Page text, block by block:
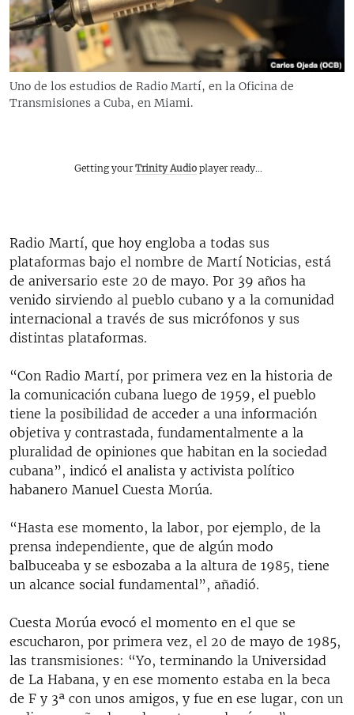
RADIO MARTÍ
ESPECIALES
ESPECIALES
LA REALIDAD DE LA VIVIENDA EN CUBA
LA INVASIÓN DE RUSIA A UCRANIA
MULTIMEDIA
EDITORIALES
Uno de los estudios de Radio Martí, en la Oficina de
Transmisiones a Cuba, en Miami.
Getting yourTrinity Audio player ready...
Radio Martí, que hoy engloba a todas sus
plataformas bajo el nombre de Martí Noticias, está
de aniversario este 20 de mayo. Por 39 años ha
venido sirviendo al pueblo cubano y a la comunidad
internacional a través de sus micrófonos y sus
distintas plataformas.
“Con Radio Martí, por primera vez en la historia de
la comunicación cubana luego de 1959, el pueblo
tiene la posibilidad de acceder a una información
objetiva y contrastada, fundamentalmente a la
pluralidad de opiniones que habitan en la sociedad
cubana”, indicó el analista y activista político
habanero Manuel Cuesta Morúa.
“Hasta ese momento, la labor, por ejemplo, de la
prensa independiente, que de algún modo
balbuceaba y se esbozaba a la altura de 1985, tiene
un alcance social fundamental”, añadió.
Cuesta Morúa evocó el momento en el que se
escucharon, por primera vez, el 20 de mayo de 1985,
las transmisiones: “Yo, terminando la Universidad
de La Habana, y en ese momento estaba en la beca
de F y 3ª con unos amigos, y fue en ese lugar, con un